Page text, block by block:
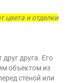
цвета и отделки
друга. Его
объектом из
стеной или